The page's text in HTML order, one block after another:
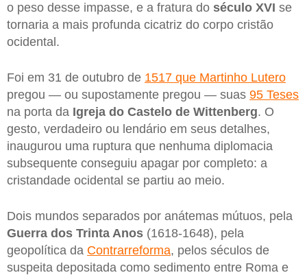
o peso desse impasse, e a fratura do século XVI se
tornaria a mais profunda cicatriz do corpo cristão
ocidental.
Foi em 31 de outubro de 1517 que Martinho Lutero
pregou — ou supostamente pregou — suas 95 Teses
na porta da Igreja do Castelo de Wittenberg. O
gesto, verdadeiro ou lendário em seus detalhes,
inaugurou uma ruptura que nenhuma diplomacia
subsequente conseguiu apagar por completo: a
cristandade ocidental se partiu ao meio.
Dois mundos separados por anátemas mútuos, pela
Guerra dos Trinta Anos (1618-1648), pela
geopolítica da Contrarreforma, pelos séculos de
suspeita depositada como sedimento entre Roma e